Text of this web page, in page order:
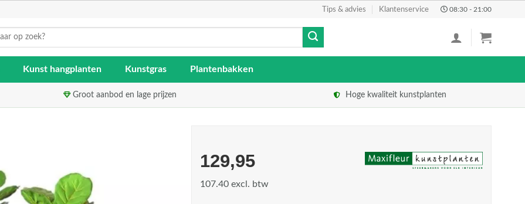
Tips & advies Klantenservice 08:30 - 21:00
Kunst hangplanten Kunstgras Plantenbakken
Groot aanbod en lage prijzen Hoge kwaliteit kunstplanten
129,95
107.40 excl. btw